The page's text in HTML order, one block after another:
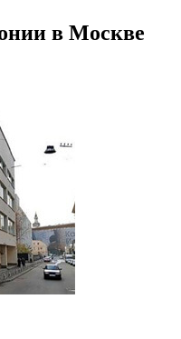
в Москве